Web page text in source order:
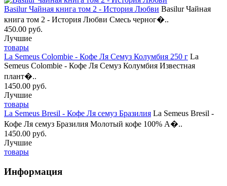
Basilur Чайная книга том 2 - История Любви Basilur Чайная
книга том 2 - История Любви Смесь черног�..
450.00 руб.
Лучшие
товары
La Semeus Colombie - Кофе Ля Семуз Колумбия 250 г La
Semeus Colombie - Кофе Ля Семуз Колумбия Известная
плант�..
1450.00 руб.
Лучшие
товары
La Semeus Bresil - Кофе Ля семуз Бразилия La Semeus Bresil -
Кофе Ля семуз Бразилия Молотый кофе 100% А�..
1450.00 руб.
Лучшие
товары
Информация